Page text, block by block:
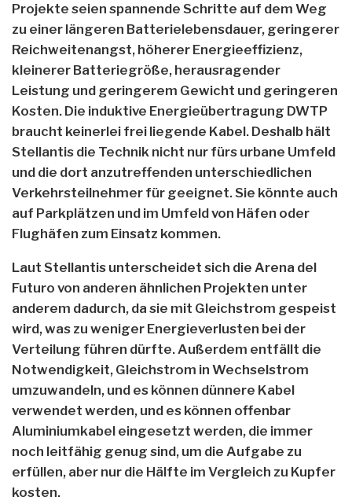
Projekte seien spannende Schritte auf dem Weg
zu einer längeren Batterielebensdauer, geringerer
Reichweitenangst, höherer Energieeffizienz,
kleinerer Batteriegröße, herausragender
Leistung und geringerem Gewicht und geringeren
Kosten. Die induktive Energieübertragung DWTP
braucht keinerlei frei liegende Kabel. Deshalb hält
Stellantis die Technik nicht nur fürs urbane Umfeld
und die dort anzutreffenden unterschiedlichen
Verkehrsteilnehmer für geeignet. Sie könnte auch
auf Parkplätzen und im Umfeld von Häfen oder
Flughäfen zum Einsatz kommen.
Laut Stellantis unterscheidet sich die Arena del
Futuro von anderen ähnlichen Projekten unter
anderem dadurch, da sie mit Gleichstrom gespeist
wird, was zu weniger Energieverlusten bei der
Verteilung führen dürfte. Außerdem entfällt die
Notwendigkeit, Gleichstrom in Wechselstrom
umzuwandeln, und es können dünnere Kabel
verwendet werden, und es können offenbar
Aluminiumkabel eingesetzt werden, die immer
noch leitfähig genug sind, um die Aufgabe zu
erfüllen, aber nur die Hälfte im Vergleich zu Kupfer
kosten.